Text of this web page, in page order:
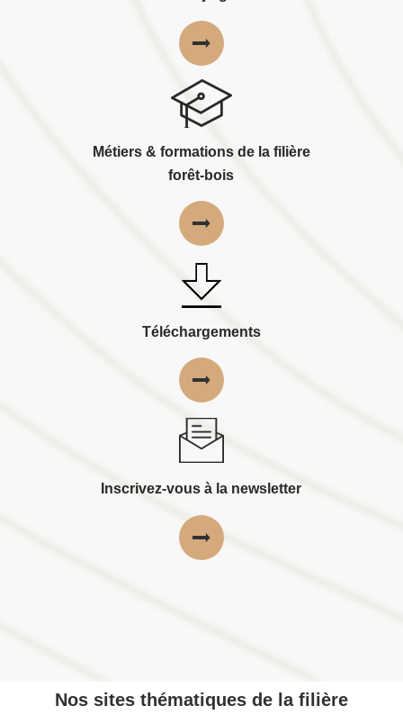
Métiers & formations de la filière
forêt-bois
Téléchargements
Inscrivez-vous à la newsletter
Nos sites thématiques de la filière